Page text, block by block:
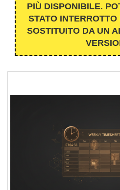
PIÙ DISPONIBILE.
STATO
SOSTITUITO DA UN